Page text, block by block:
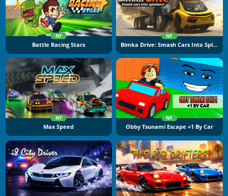
NY
Battle Racing Stars
NY
Bimka Drive: Smash Cars Into Splinters
NY
Max Speed
NY
Obby Tsunami Escape +1 By Car